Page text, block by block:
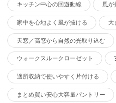
キッチン中心の回遊動線 風が
家中を心地よく風が抜ける 大
天窓／高窓から自然の光取り込む
ウォークスルークローゼット
適所収納で使いやすく片付ける
まとめ買い安心大容量パントリー